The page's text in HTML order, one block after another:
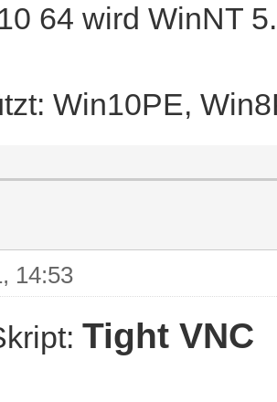
64 wird WinNT
Win10PE,
14:53
Tight VNC